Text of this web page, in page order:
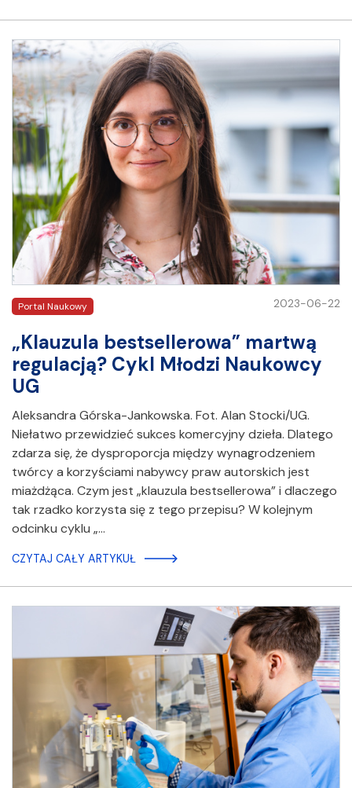
Portal Naukowy 2023-06-22
„Klauzula bestsellerowa” martwą
regulacją? Cykl Młodzi Naukowcy
UG
Aleksandra Górska-Jankowska. Fot. Alan Stocki/UG.
Niełatwo przewidzieć sukces komercyjny dzieła. Dlatego
zdarza się, że dysproporcja między wynagrodzeniem
twórcy a korzyściami nabywcy praw autorskich jest
miażdżąca. Czym jest „klauzula bestsellerowa” i dlaczego
tak rzadko korzysta się z tego przepisu? W kolejnym
odcinku cyklu „…
CZYTAJ CAŁY ARTYKUŁ